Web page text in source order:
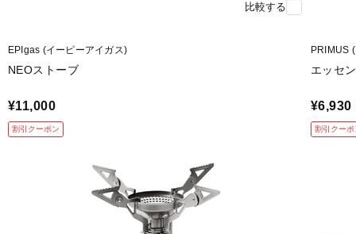
比較する
EPIgas (イーピーアイガス)
NEOストーブ
¥11,000
割引クーポン
PRIMUS
エッセ
¥6,930
割引クーポ